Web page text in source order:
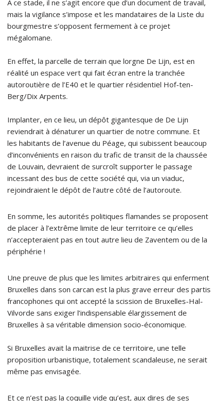
A ce stade, il ne s’agit encore que d’un document de travail,
mais la vigilance s’impose et les mandataires de la Liste du
bourgmestre s’opposent fermement à ce projet
mégalomane.
En effet, la parcelle de terrain que lorgne De Lijn, est en
réalité un espace vert qui fait écran entre la tranchée
autoroutière de l’E40 et le quartier résidentiel Hof-ten-
Berg/Dix Arpents.
Implanter, en ce lieu, un dépôt gigantesque de De Lijn
reviendrait à dénaturer un quartier de notre commune. Et
les habitants de l’avenue du Péage, qui subissent beaucoup
d’inconvénients en raison du trafic de transit de la chaussée
de Louvain, devraient de surcroît supporter le passage
incessant des bus de cette société qui, via un viaduc,
rejoindraient le dépôt de l’autre côté de l’autoroute.
En somme, les autorités politiques flamandes se proposent
de placer à l’extrême limite de leur territoire ce qu’elles
n’accepteraient pas en tout autre lieu de Zaventem ou de la
périphérie !
Une preuve de plus que les limites arbitraires qui enferment
Bruxelles dans son carcan est la plus grave erreur des partis
francophones qui ont accepté la scission de Bruxelles-Hal-
Vilvorde sans exiger l’indispensable élargissement de
Bruxelles à sa véritable dimension socio-économique.
Si Bruxelles avait la maitrise de ce territoire, une telle
proposition urbanistique, totalement scandaleuse, ne serait
même pas envisagée.
Et ce n’est pas la coquille vide qu’est, aux dires de ses